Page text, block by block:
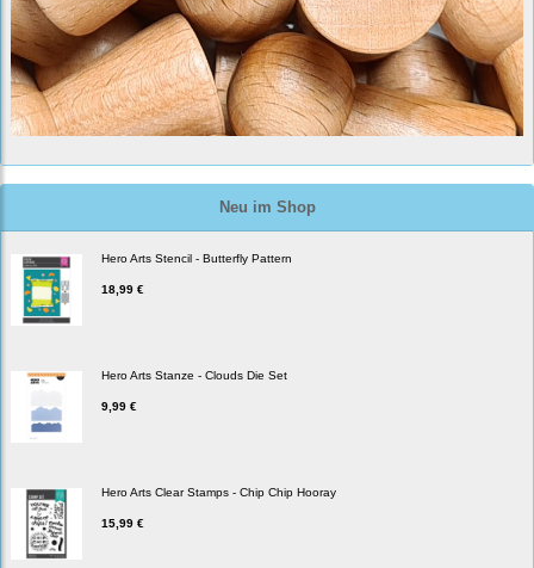
Neu im Shop
Hero Arts Stencil - Butterfly Pattern
18,99 €
Hero Arts Stanze - Clouds Die Set
9,99 €
Hero Arts Clear Stamps - Chip Chip Hooray
15,99 €